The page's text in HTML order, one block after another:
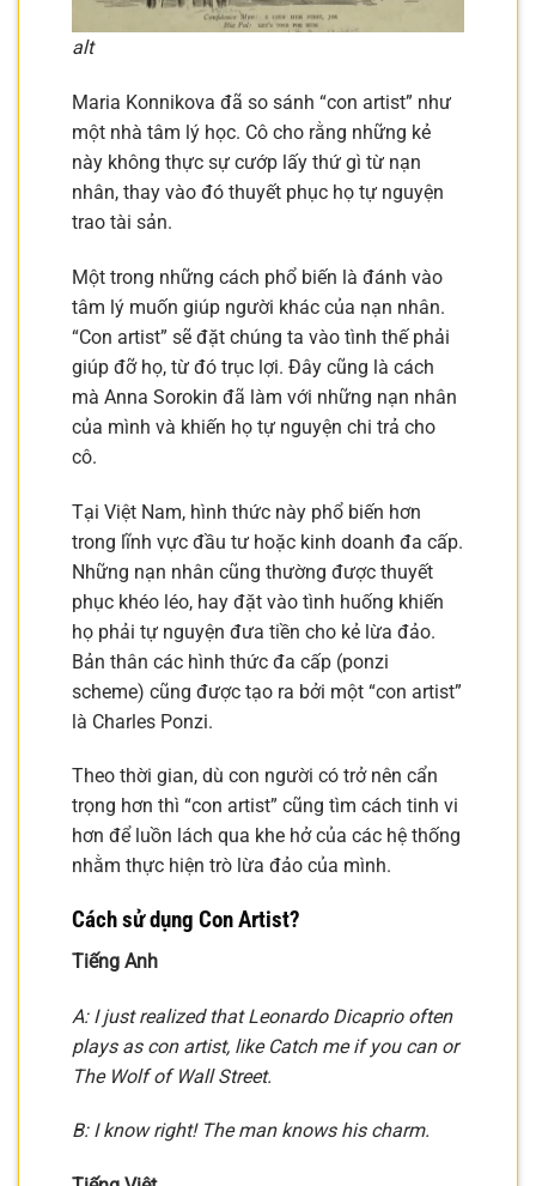
alt
Maria Konnikova đã so sánh “con artist” như
một nhà tâm lý học. Cô cho rằng những kẻ
này không thực sự cướp lấy thứ gì từ nạn
nhân, thay vào đó thuyết phục họ tự nguyện
trao tài sản.
Một trong những cách phổ biến là đánh vào
tâm lý muốn giúp người khác của nạn nhân.
“Con artist” sẽ đặt chúng ta vào tình thế phải
giúp đỡ họ, từ đó trục lợi. Đây cũng là cách
mà Anna Sorokin đã làm với những nạn nhân
của mình và khiến họ tự nguyện chi trả cho
cô.
Tại Việt Nam, hình thức này phổ biến hơn
trong lĩnh vực đầu tư hoặc kinh doanh đa cấp.
Những nạn nhân cũng thường được thuyết
phục khéo léo, hay đặt vào tình huống khiến
họ phải tự nguyện đưa tiền cho kẻ lừa đảo.
Bản thân các hình thức đa cấp (ponzi
scheme) cũng được tạo ra bởi một “con artist”
là Charles Ponzi.
Theo thời gian, dù con người có trở nên cẩn
trọng hơn thì “con artist” cũng tìm cách tinh vi
hơn để luồn lách qua khe hở của các hệ thống
nhằm thực hiện trò lừa đảo của mình.
Cách sử dụng Con Artist?
Tiếng Anh
A: I just realized that Leonardo Dicaprio often
plays as con artist, like Catch me if you can or
The Wolf of Wall Street.
B: I know right! The man knows his charm.